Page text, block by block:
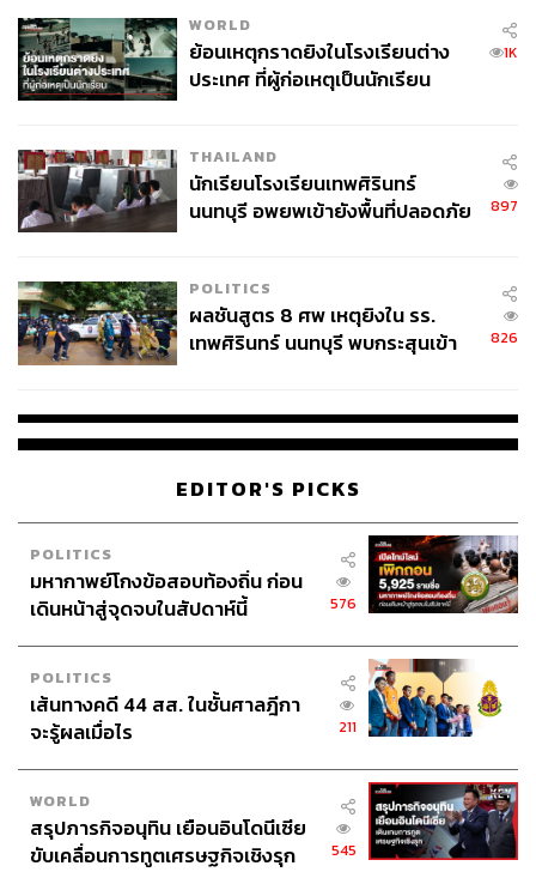
WORLD
ย้อนเหตุกราดยิงในโรงเรียนต่าง
ประเทศ ที่ผู้ก่อเหตุเป็นนักเรียน
1K
THAILAND
นักเรียนโรงเรียนเทพศิรินทร์
นนทบุรี อพยพเข้ายังพื้นที่ปลอดภัย
897
POLITICS
ผลชันสูตร 8 ศพ เหตุยิงใน รร.
เทพศิรินทร์ นนทบุรี พบกระสุนเข้า
826
EDITOR'S PICKS
POLITICS
มหากาพย์โกงข้อสอบท้องถิ่น ก่อน
เดินหน้าสู่จุดจบในสัปดาห์นี้
576
POLITICS
เส้นทางคดี 44 สส. ในชั้นศาลฎีกา
จะรู้ผลเมื่อไร
211
WORLD
สรุปภารกิจอนุทิน เยือนอินโดนีเซีย
ขับเคลื่อนการทูตเศรษฐกิจเชิงรุก
545